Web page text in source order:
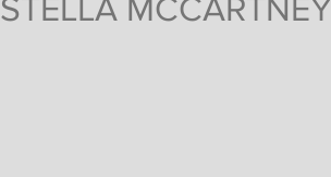
STELLA MCCARTNEY